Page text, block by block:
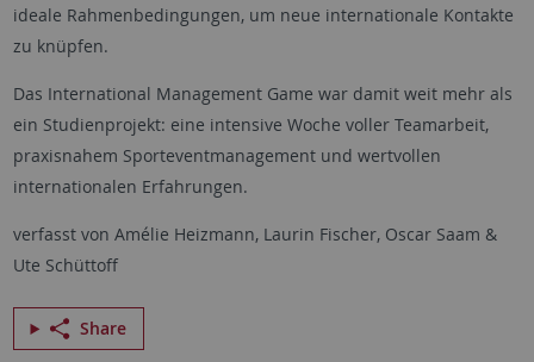
ideale Rahmenbedingungen, um neue internationale Kontakte
zu knüpfen.
Das International Management Game war damit weit mehr als
ein Studienprojekt: eine intensive Woche voller Teamarbeit,
praxisnahem Sporteventmanagement und wertvollen
internationalen Erfahrungen.
verfasst von Amélie Heizmann, Laurin Fischer, Oscar Saam &
Ute Schüttoff
Share